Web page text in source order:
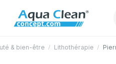
& bien-être Lithothérapie